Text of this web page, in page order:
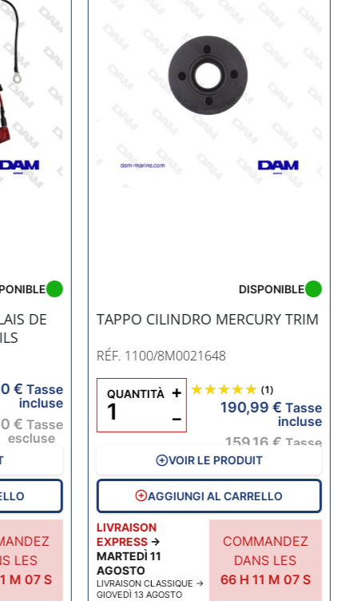
DE
LES
M 07S
€ Tasse
incluse
€ Tasse
escluse
TAPPO CILINDRO MERCURY TRIM
RÉF. 1100/8M0021648
LIVRAISON
EXPRESS →
MARTEDÌ 11
AGOSTO
LIVRAISON CLASSIQUE →
GIOVEDÌ 13 AGOSTO
COMMANDEZ
DANS LES
66H 11 M 07S
DISPONIBLE
(1)
190,99 € Tasse
incluse
159,16 € Tasse
QUANTITÀ
−
+
VOIR LE PRODUIT
AGGIUNGI AL CARRELLO